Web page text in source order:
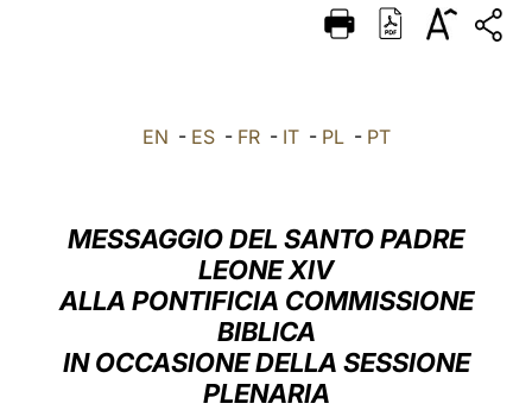
ITALIANO
العربيّة
中文
EN - ES- FR- IT- PL- PT
MESSAGGIO DEL SANTO PADRE
LEONE XIV
ALLA PONTIFICIA COMMISSIONE
BIBLICA
IN OCCASIONE DELLA SESSIONE
PLENARIA